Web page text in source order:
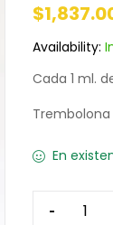
$
Availability:
Cada 1 ml.
Trembolona
En
-